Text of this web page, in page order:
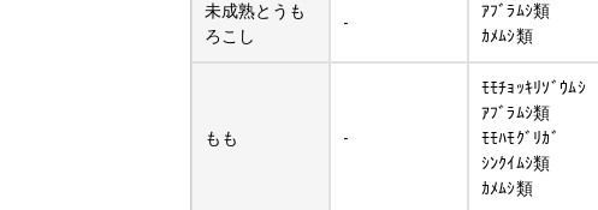
未成熟とうも
ろこし
-
ｱﾌﾞﾗﾑｼ類
ｶﾒﾑｼ類
もも -
ﾓﾓﾁｮｯｷﾘｿﾞｳﾑｼ
ｱﾌﾞﾗﾑｼ類
ﾓﾓﾊﾓｸﾞﾘｶﾞ
ｼﾝｸｲﾑｼ類
ｶﾒﾑｼ類